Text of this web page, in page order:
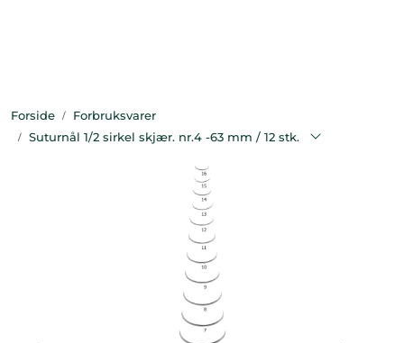
Forside
Forbruksvarer
Suturnål 1/2 sirkel skjær. nr.4 -63 mm / 12 stk.
Diagnostikk